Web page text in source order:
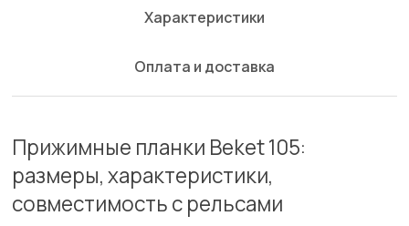
Характеристики
Оплата и доставка
Прижимные планки Beket 105:
размеры, характеристики,
совместимость с рельсами